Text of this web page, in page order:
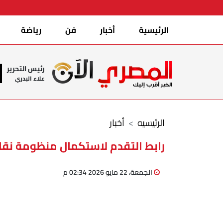
الرئيسية أخبار فن رياضة
رئيس التحرير
علاء البدري
أخبار الرئيسيه
رابط التقدم لاستكمال منظومة
الجمعة، 22 مايو 2026 02:34 م